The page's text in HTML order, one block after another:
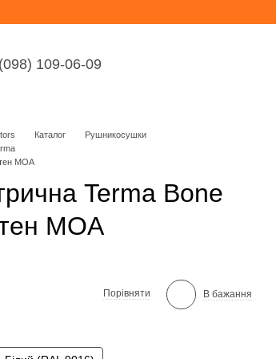
109-06-09
Каталог
Рушникосушки
MOA
Terma Bone
MOA
Порівняти В бажання